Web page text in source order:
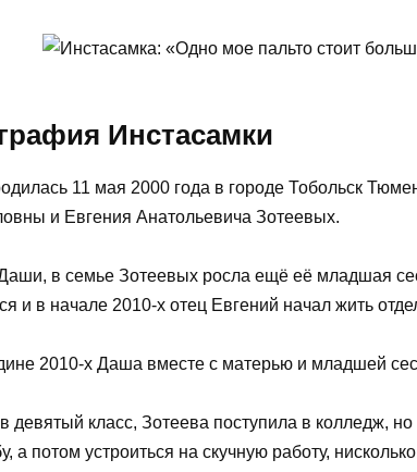
Инстасамки
11 мая 2000 года в городе Тобольск
и Евгения Анатольевича Зотеевых.
в семье Зотеевых росла ещё её младшая
и в начале 2010-х отец Евгений начал жить
2010-х Даша вместе с матерью и младшей
девятый класс, Зотеева поступила в колледж, но
а потом устроиться на скучную работу,